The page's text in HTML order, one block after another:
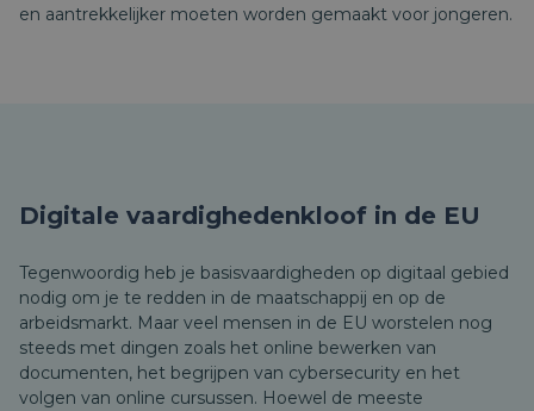
en aantrekkelijker moeten worden gemaakt voor jongeren.
Digitale vaardighedenkloof in de EU
Tegenwoordig heb je basisvaardigheden op digitaal gebied
nodig om je te redden in de maatschappij en op de
arbeidsmarkt. Maar veel mensen in de EU worstelen nog
steeds met dingen zoals het online bewerken van
documenten, het begrijpen van cybersecurity en het
volgen van online cursussen. Hoewel de meeste